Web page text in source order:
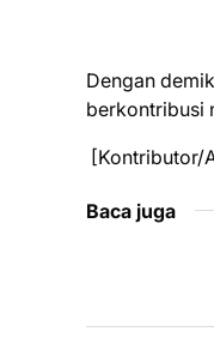
Dengan
berkontribusi
[Kontributor/
Baca juga